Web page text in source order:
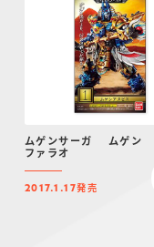
ムゲンサーガ ムゲン
ファラオ
2017.1.17発売